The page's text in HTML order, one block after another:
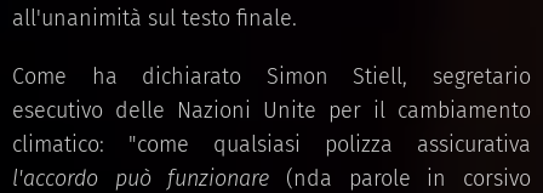
all'unanimità sul testo finale.
Come ha dichiarato Simon Stiell, segretario
esecutivo delle Nazioni Unite per il cambiamento
climatico: "come qualsiasi polizza assicurativa
l'accordo può funzionare (nda parole in corsivo